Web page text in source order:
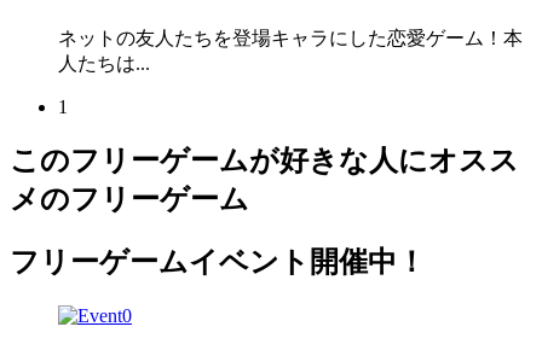
ネットの友人たちを登場キャラにした恋愛ゲーム！本
人たちは...
1
このフリーゲームが好きな人にオスス
メのフリーゲーム
フリーゲームイベント開催中！